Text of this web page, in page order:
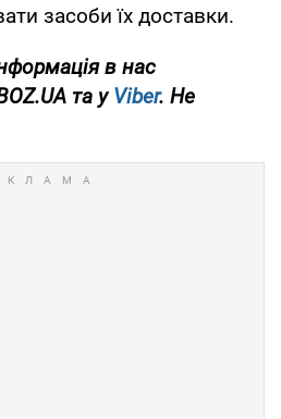
засоби їх доставки.
в нас
та уViber. Не